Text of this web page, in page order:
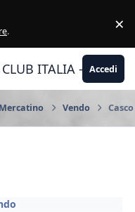
. ×
CLUB ITALIA -Accedi
Mercatino Vendo